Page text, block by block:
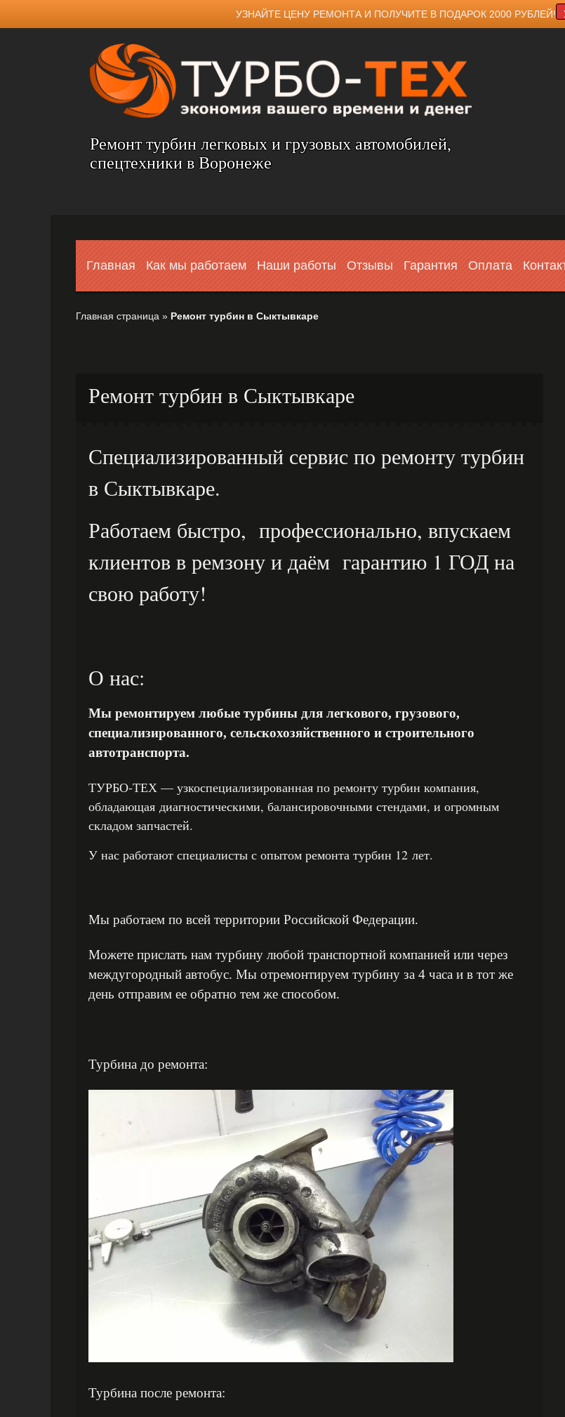
УЗНАЙТЕ ЦЕНУ РЕМОНТА И ПОЛУЧИТЕ В ПОДАРОК 2000 РУБЛЕЙ!
Ремонт турбин легковых и грузовых автомобилей,
спецтехники в Воронеже
Главная Как мы работаем Наши работы Отзывы Гарантия Оплата
Главная страница » Ремонт турбин в Сыктывкаре
Ремонт турбин в Сыктывкаре
Специализированный сервис по ремонту турбин
в Сыктывкаре.
Работаем быстро, профессионально, впускаем
клиентов в ремзону и даём гарантию 1 ГОД на
свою работу!
О нас:
Мы ремонтируем любые турбины для легкового, грузового,
специализированного, сельскохозяйственного и строительного
автотранспорта.
ТУРБО-ТЕХ — узкоспециализированная по ремонту турбин компания,
обладающая диагностическими, балансировочными стендами, и огромным
складом запчастей.
У нас работают специалисты с опытом ремонта турбин 12 лет.
Мы работаем по всей территории Российской Федерации.
Можете прислать нам турбину любой транспортной компанией или через
междугородный автобус. Мы отремонтируем турбину за 4 часа и в тот же
день отправим ее обратно тем же способом.
Турбина до ремонта:
Турбина после ремонта: